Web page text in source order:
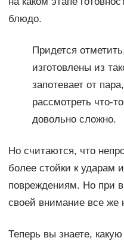
блюдо.
Придется
изготовлены из
запотевает от
рассмотреть что-
довольно сложно.
Но считаются, что
более стойки к
повреждениям. Но при
своей внимание все же
Теперь вы знаете,